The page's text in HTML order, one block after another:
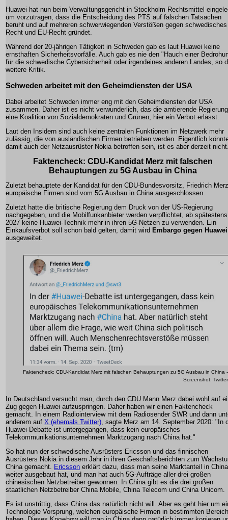
Huawei hat nun beim Verwaltungsgericht in Stockholm Rechtsmittel
um vorzutragen, dass die Entscheidung des PTS auf falschen Tatsachen
beruht und auf mehreren schwerwiegenden Verstößen gegen schwedisches
Recht und EU-Recht gründet.
Während der 20-jährigen Tätigkeit in Schweden gab es laut Huawei keine
ernsthaften Sicherheitsvorfälle. Auch gab es nie den "Hauch einer
für die schwedische Cybersicherheit oder irgendeines anderen Landes, so
weitere Kritik.
Schweden arbeitet mit den Geheimdiensten der USA
Dabei arbeitet Schweden immer eng mit den Geheimdiensten der USA
zusammen. Daher ist es nicht verwunderlich, das die amtierende
eine Koalition von Sozialdemokraten und Grünen, hier ein Verbot erlässt.
Laut den Insidern sind auch keine zentralen Funktionen im Netzwerk mehr
zulässig, die von ausländischen Firmen betrieben werden. Eigentlich
damit auch der Netzausrüster Nokia betroffen sein, ist es aber derzeit
Faktencheck: CDU-Kandidat Merz mit falschen
Behauptungen zu 5G Ausbau in China
Zuletzt behauptete der Kandidat für den CDU-Bundesvorsitz, Friedrich
europäische Firmen sind vom 5G Ausbau in China ausgeschlossen.
Zuletzt hatte die britische Regierung dem Druck von der US-Regierung
nachgegeben, und die Mobilfunkanbieter werden verpflichtet, ab spätestens
2027 keine Huawei-Technik mehr in ihren 5G-Netzen zu verwenden. Ein
Einkaufsverbot soll schon bald gelten, damit wird Embargo gegen Huawei
ausgeweitet.
Faktencheck: CDU-Kandidat Merz mit falschen Behauptungen zu 5G Ausbau in China -
Screenshot: Twitter
In Deutschland versucht man, durch den CDU Mann Merz dabei wohl auf
Zug gegen Huawei aufzuspringen. Daher haben wir einen Faktencheck
gemacht. In einem Radiointerview mit dem Radiosender SWR und dann
anderem auf X (ehemals Twitter), sagte Merz am 14. September 2020: "In
Huawei-Debatte ist untergegangen, dass kein europäisches
Telekommunikationsunternehmen Marktzugang nach China hat."
So hat nun der schwedische Ausrüsters Ericsson und das finnischen
Ausrüsters Nokia in diesem Jahr in ihren Geschäftsberichten zum
China gemacht. Ericsson erklärt dazu, dass man seine Marktanteil in China
weiter ausgebaut hat, und man hat auch 5G-Aufträge aller drei großen
chinesischen Netzbetreiber gewonnen. In China gibt es die drei großen
staatlichen Netzbetreiber China Mobile, China Telecom und China Unicom.
Es ist unstrittig, dass China das natürlich nicht will. Aber es geht hier um
Technologie Vorsprung, welchen europäische Firmen in bestimmten